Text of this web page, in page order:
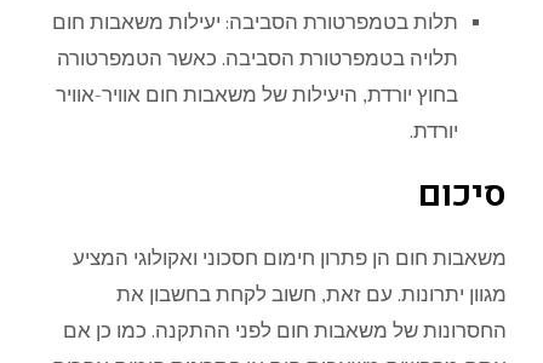
תלות בטמפרטורת הסביבה: יעילות משאבות חום
תלויה בטמפרטורת הסביבה. כאשר הטמפרטורה
בחוץ יורדת, היעילות של משאבות חום אוויר-אוויר
יורדת.
סיכום
משאבות חום הן פתרון חימום חסכוני ואקולוגי המציע
מגוון יתרונות. עם זאת, חשוב לקחת בחשבון את
החסרונות של משאבות חום לפני ההתקנה. כמו כן אם